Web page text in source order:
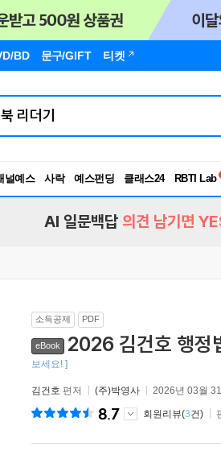
BD 문구/GIFT 티켓
널예스 사락 예스펀딩 클래스24
독서유형
AI 일문백답 의견 남기면
소득공제 PDF
eBook 2026 김건호 행정
보세요! ]
김건호 편저 (주)박영사 2026년 03월
8.7 회원리뷰(3건)